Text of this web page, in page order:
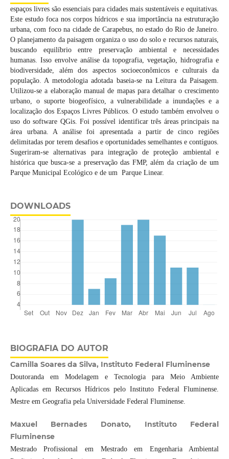
espaços livres são essenciais para cidades mais sustentáveis e equitativas.
Este estudo foca nos corpos hídricos e sua importância na estruturação
urbana, com foco na cidade de Carapebus, no estado do Rio de Janeiro.
O planejamento da paisagem organiza o uso do solo e recursos naturais,
buscando equilíbrio entre preservação ambiental e necessidades
humanas. Isso envolve análise da topografia, vegetação, hidrografia e
biodiversidade, além dos aspectos socioeconômicos e culturais da
população. A metodologia adotada baseia-se na Leitura da Paisagem.
Utilizou-se a elaboração manual de mapas para detalhar o crescimento
urbano, o suporte biogeofísico, a vulnerabilidade a inundações e a
localização dos Espaços Livres Públicos. O estudo também envolveu o
uso do software QGis. Foi possível identificar três áreas principais na
área urbana. A análise foi apresentada a partir de cinco regiões
delimitadas por terem desafios e oportunidades semelhantes e contíguos.
Sugeriram-se alternativas para integração de proteção ambiental e
histórica que busca-se a preservação das FMP, além da criação de um
Parque Municipal Ecológico e de um Parque Linear.
DOWNLOADS
BIOGRAFIA DO AUTOR
Camilla Soares da Silva, Instituto Federal Fluminense
Doutoranda em Modelagem e Tecnologia para Meio Ambiente
Aplicadas em Recursos Hídricos pelo Instituto Federal Fluminense.
Mestre em Geografia pela Universidade Federal Fluminense.
Maxuel Bernades Donato, Instituto Federal
Fluminense
Mestrado Profissional em Mestrado em Engenharia Ambiental